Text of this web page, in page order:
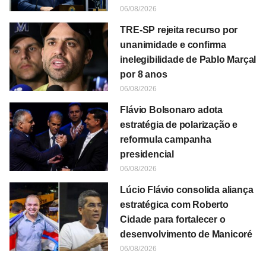
06/08/2026
TRE-SP rejeita recurso por
unanimidade e confirma
inelegibilidade de Pablo Marçal
por 8 anos
06/08/2026
Flávio Bolsonaro adota
estratégia de polarização e
reformula campanha
presidencial
06/08/2026
Lúcio Flávio consolida aliança
estratégica com Roberto
Cidade para fortalecer o
desenvolvimento de Manicoré
06/08/2026